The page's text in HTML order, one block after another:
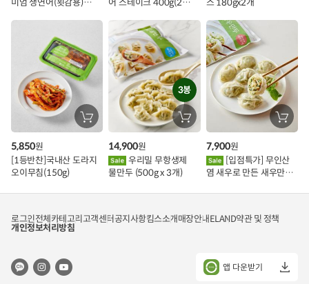
트
기
미엄 생연어(횟감용)
기
어 스테이크 400g(2조
스 180gx2개
장
바
에
담
[1등반찬]국내산 도라지
오이무침(150g)
5,850원
3봉
장
바
에
담
물만두 (500g x 3개)
14,900원
장
바
에
담
기
염 새우로 만든 새우만두
7,900원
로그인전체카테고리고객센터공지사항킴스소개매장안내ELAND약관 및 정책
개인정보처리방침
앱 다운받기